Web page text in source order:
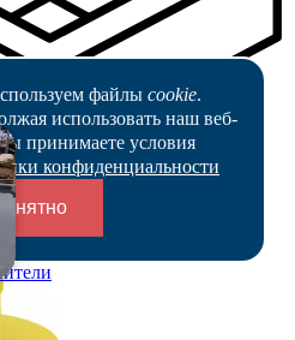
файлы cookie.
использовать наш веб-
принимаете условия
конфиденциальности
Понятно